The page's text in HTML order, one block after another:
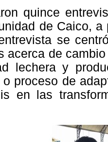
quince
de Caico,
se
acerca de
lechera y
proceso de
en las